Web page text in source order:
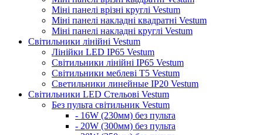
Міні панелі врізні круглі Vestum
Міні панелі накладні квадратні Vestum
Міні панелі накладні круглі Vestum
Світильники лінійні Vestum
Лінійки LED IP65 Vestum
Світильники лінійні IP65 Vestum
Світильники меблеві Т5 Vestum
Светильники линейные IP20 Vestum
Світильники LED Стельові Vestum
Без пульта світильник Vestum
- 16W (230мм) без пульта
- 20W (300мм) без пульта